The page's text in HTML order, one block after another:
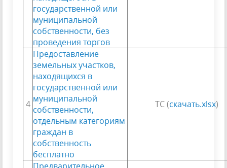
государственной или
муниципальной
собственности, без
проведения торгов
4
Предоставление
земельных участков,
находящихся в
государственной или
муниципальной
собственности,
отдельным категориям
граждан в
собственность
бесплатно
ТС (скачать.xlsx)